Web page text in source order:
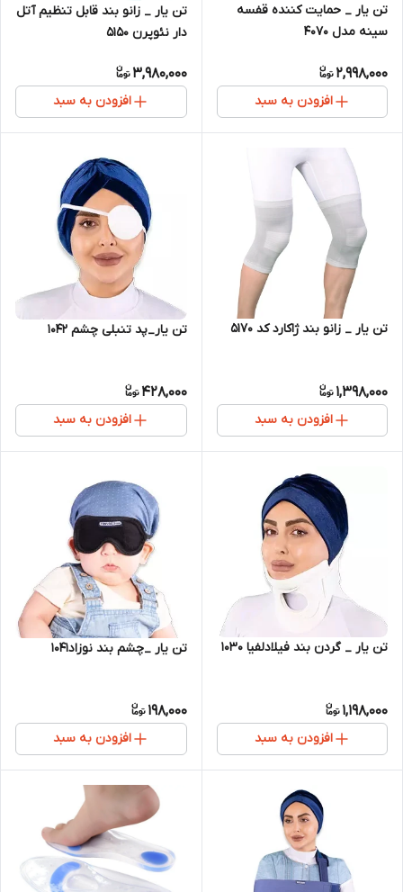
تن یار _ حمایت کننده قفسه
سینه مدل 4070
2,998,000
افزودن به سبد
تن یار _ زانو بند قابل تنظیم آتل
دار نئوپرن 5150
3,980,000
افزودن به سبد
تن یار _ زانو بند ژاکارد کد 5170
1,398,000
افزودن به سبد
تن یار_پد تنبلی چشم 1042
428,000
افزودن به سبد
تن یار _ گردن بند فیلادلفیا 1030
1,198,000
افزودن به سبد
تن یار _چشم بند نوزاد1041
198,000
افزودن به سبد